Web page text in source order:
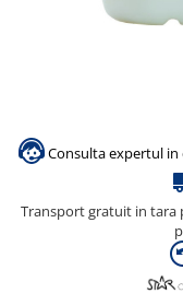
Detergenti geamuri
Detergenti rufe si
Detergenti toaleta,
Room Care
Dezinfectanti
Dezinfectanti maini
Dezinfectanti
Dezinfectanti
Consulta expertul in
Transport gratuit in tara